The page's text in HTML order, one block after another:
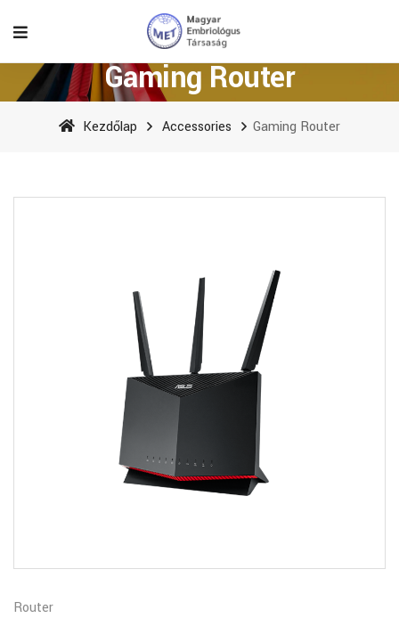
Gaming Router
Kezdőlap Accessories Gaming Router
Router